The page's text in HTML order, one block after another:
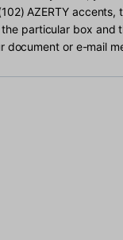
AZERTY accents,
particular box and
or e-mail